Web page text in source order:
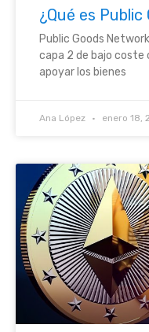
¿Qué es
Public Goods
capa 2 de bajo coste
apoyar los bienes
Ana López enero 18,